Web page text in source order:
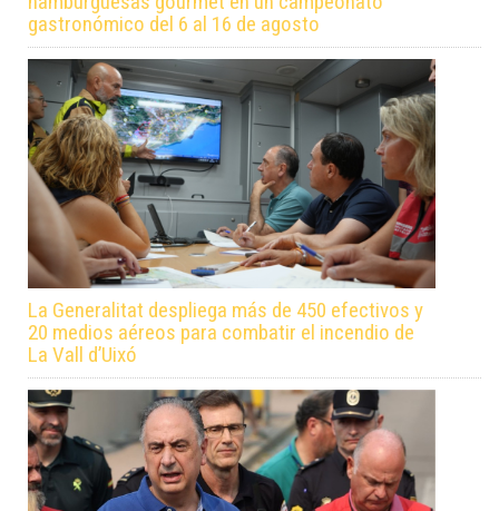
gastronómico del 6 al 16 de agosto
La Generalitat despliega más de 450 efectivos y
20 medios aéreos para combatir el incendio de
La Vall d’Uixó